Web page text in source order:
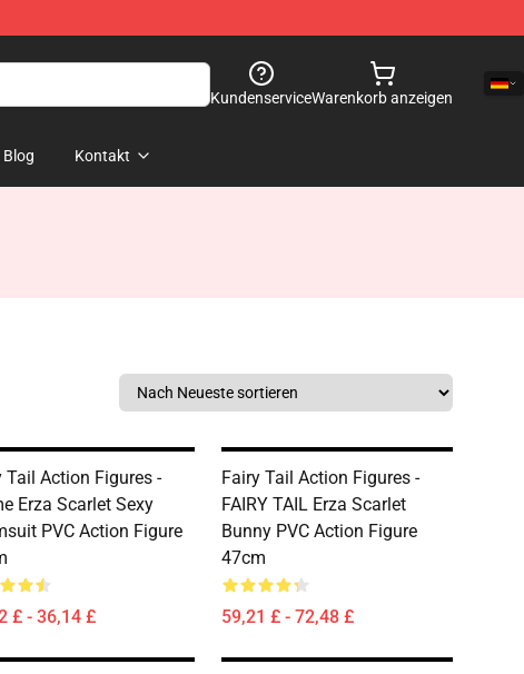
KundenserviceWarenkorb anzeigen
Blog Kontakt
Tail Action Figures -
Erza Scarlet Sexy
PVC Action Figure
£ - 36,14 £
Fairy Tail Action Figures -
FAIRY TAIL Erza Scarlet
Bunny PVC Action Figure
47cm
59,21 £ - 72,48 £